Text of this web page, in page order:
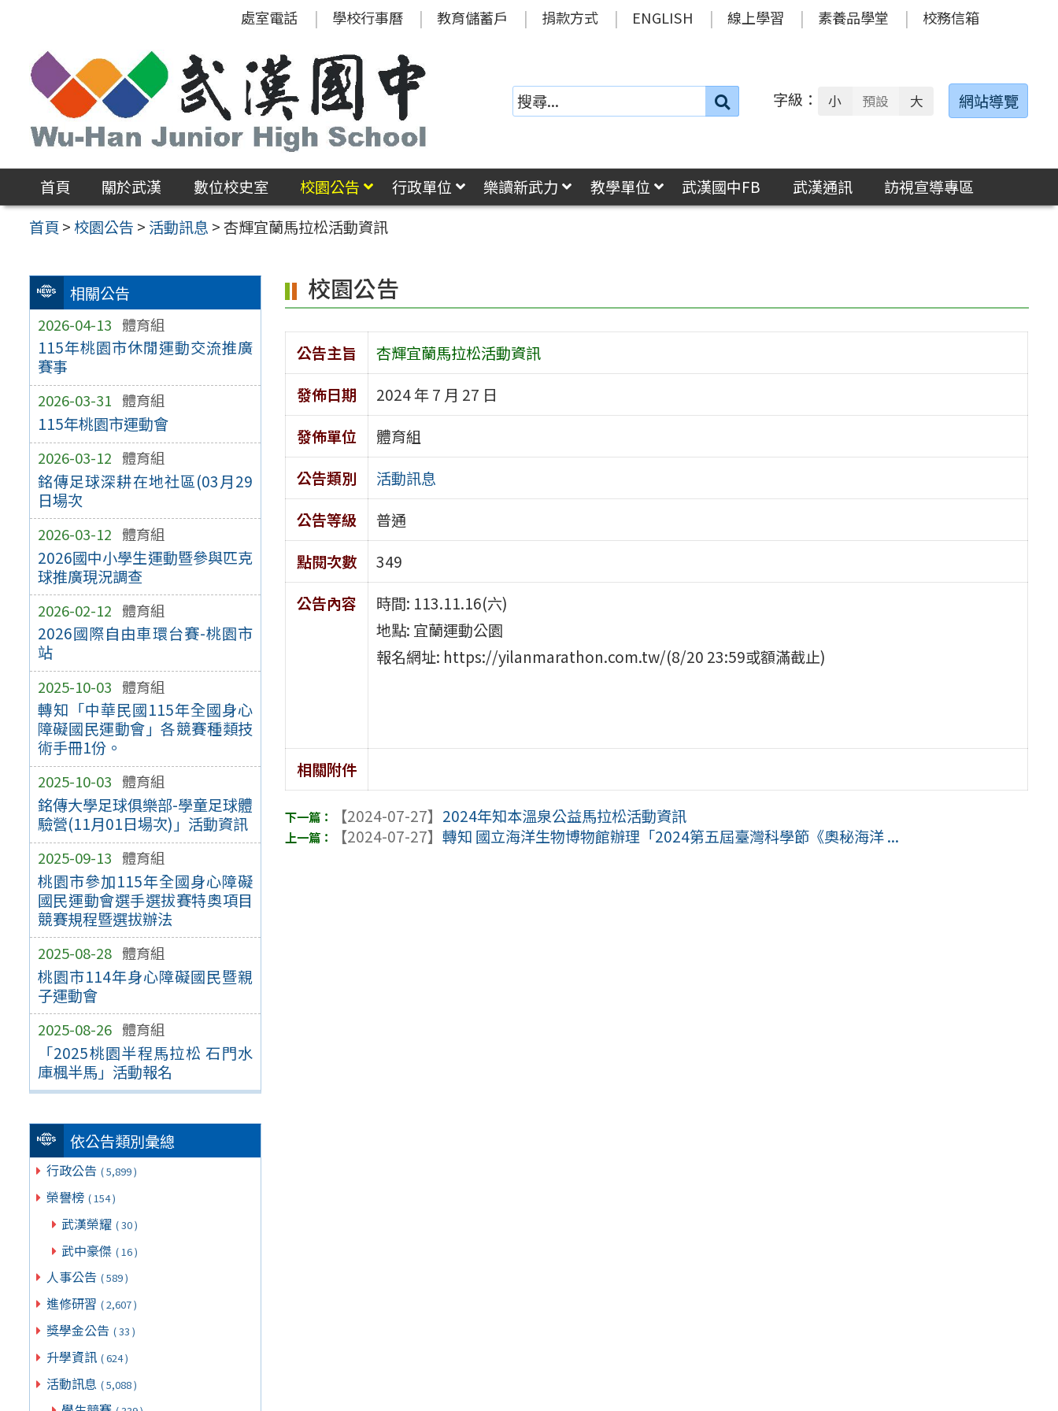
區
處室電話 學校行事曆 教育儲蓄戶 捐款方式 ENGLISH 線上學習 素養品學堂 校務信箱
搜
字級： 小 預設 大 網站導覽
首頁 關於武漢 數位校史室 校園公告 行政單位 樂讀新武力 教學單位 武漢國中FB 武漢通訊
訪視宣導專區
首頁 >校園公告 > 活動訊息 >杏輝宜蘭馬拉松活動資訊
相關公告
2026-04-13 體育組
115年桃園市休閒運動交流推廣
賽事
2026-03-31 體育組
115年桃園市運動會
2026-03-12 體育組
銘傳足球深耕在地社區(03月29
日場次
2026-03-12 體育組
2026國中小學生運動暨參與匹克
球推廣現況調查
2026-02-12 體育組
2026國際自由車環台賽-桃園市
站
2025-10-03 體育組
轉知「中華民國115年全國身心
障礙國民運動會」各競賽種類技
術手冊1份。
2025-10-03 體育組
銘傳大學足球俱樂部-學童足球體
驗營(11月01日場次)」活動資訊
2025-09-13 體育組
桃園市參加115年全國身心障礙
國民運動會選手選拔賽特奧項目
競賽規程暨選拔辦法
2025-08-28 體育組
桃園市114年身心障礙國民暨親
子運動會
2025-08-26 體育組
「2025桃園半程馬拉松 石門水
庫楓半馬」活動報名
依公告類別彙總
行政公告 ( 5,899 )
榮譽榜 ( 154 )
武漢榮耀 ( 30 )
武中豪傑 ( 16 )
人事公告 ( 589 )
進修研習 ( 2,607 )
獎學金公告 ( 33 )
升學資訊 ( 624 )
活動訊息 ( 5,088 )
校園公告
公告主旨
杏輝宜蘭馬拉松活動資訊
發佈日期
2024 年 7 月 27 日
發佈單位
體育組
公告類別
活動訊息
公告等級
普通
點閱次數
349
公告內容
時間: 113.11.16(六)
地點: 宜蘭運動公園
報名網址: https://yilanmarathon.com.tw/(8/20 23:59或額滿截止)
相關附件
【2024-07-27】 2024年知本溫泉公益馬拉松活動資訊
【2024-07-27】轉知 國立海洋生物博物館辦理「2024第五屆臺灣科學節《奧秘海洋 ...